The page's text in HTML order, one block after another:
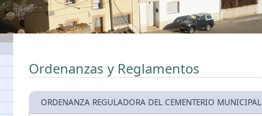
Ordenanzas y Reglamentos
ORDENANZA REGULADORA DEL CEMENTERIO MUNICIPAL